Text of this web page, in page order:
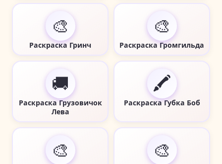
🎨
Раскраска Гринч
🎨
Раскраска Громгильда
🚚
Раскраска Грузовичок
Лева
🖍️
Раскраска Губка Боб
🎨 🎨